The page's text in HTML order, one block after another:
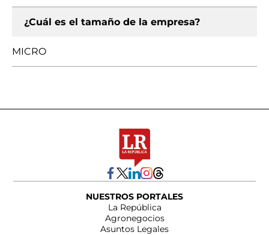
¿Cuál es el tamaño de la empresa?
MICRO
NUESTROS PORTALES
La República
Agronegocios
Asuntos Legales